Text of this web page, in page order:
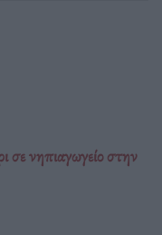
σε νηπιαγωγείο στην